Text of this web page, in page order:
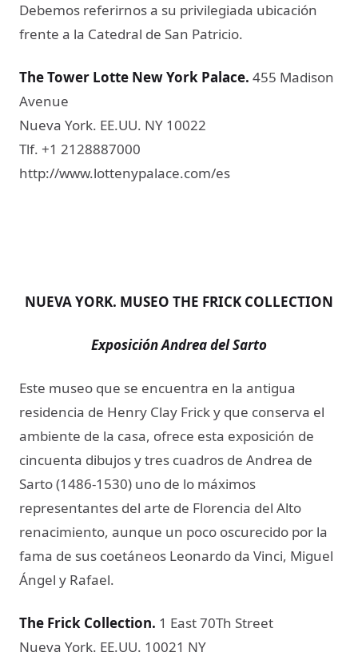
Debemos referirnos a su privilegiada ubicación
frente a la Catedral de San Patricio.
The Tower Lotte New York Palace. 455 Madison
Avenue
Nueva York. EE.UU. NY 10022
Tlf. +1 2128887000
http://www.lottenypalace.com/es
NUEVA YORK. MUSEO THE FRICK COLLECTION
Exposición Andrea del Sarto
Este museo que se encuentra en la antigua
residencia de Henry Clay Frick y que conserva el
ambiente de la casa, ofrece esta exposición de
cincuenta dibujos y tres cuadros de Andrea de
Sarto (1486-1530) uno de lo máximos
representantes del arte de Florencia del Alto
renacimiento, aunque un poco oscurecido por la
fama de sus coetáneos Leonardo da Vinci, Miguel
Ángel y Rafael.
The Frick Collection​. 1 East 70Th Street
Nueva York. EE.UU. 10021 NY